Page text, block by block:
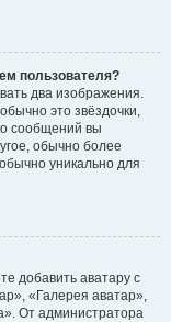
пользователя?
два изображения.
это звёздочки,
сообщений вы
обычно более
уникально для
добавить аватару с
«Галерея аватар»,
От администратора